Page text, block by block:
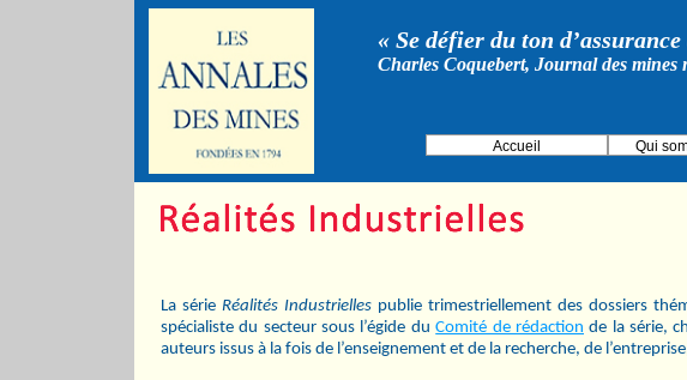
« Se défier du ton
Charles Coquebert, Journal des
Accueil Qui
La série Réalités Industriellespublie trimestriellement des dossiers
spécialiste du secteur sous l’égide duComité de rédaction de la série,
auteurs issus à la fois de l’enseignement et de la recherche, de